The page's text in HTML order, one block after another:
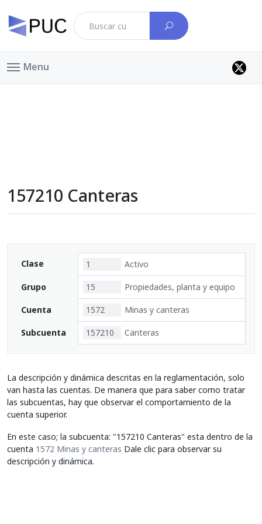
Menu
157210 Canteras
Clase 1 Activo
Grupo 15 Propiedades, planta y equipo
Cuenta 1572 Minas y canteras
Subcuenta 157210 Canteras
La descripción y dinámica descritas en la reglamentación, solo
van hasta las cuentas. De manera que para saber como tratar
las subcuentas, hay que observar el comportamiento de la
cuenta superior.
En este caso; la subcuenta: "157210 Canteras" esta dentro de la
cuenta 1572 Minas y canteras Dale clic para observar su
descripción y dinámica.